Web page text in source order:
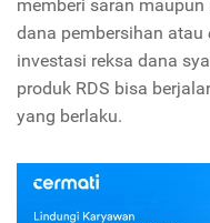
memberi saran
dana pembersihan atau
investasi reksa dana
produk RDS bisa
yang berlaku.